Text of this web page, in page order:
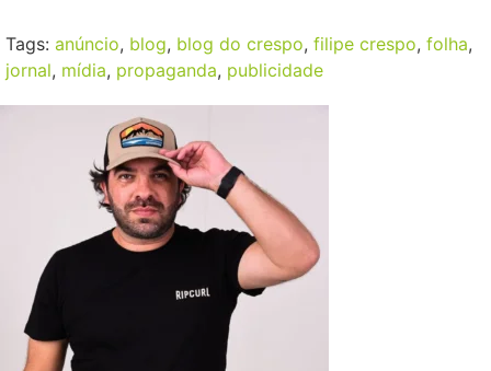
Tags: anúncio, blog, blog do crespo, filipe crespo, folha,
jornal, mídia, propaganda, publicidade